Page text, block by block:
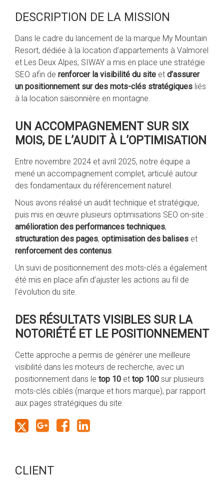
DESCRIPTION DE LA MISSION
Dans le cadre du lancement de la marque My Mountain
Resort, dédiée à la location d’appartements à Valmorel
et Les Deux Alpes, SIWAY a mis en place une stratégie
SEO afin de renforcer la visibilité du site et d’assurer
un positionnement sur des mots-clés stratégiques liés
à la location saisonnière en montagne.
UN ACCOMPAGNEMENT SUR SIX
MOIS, DE L’AUDIT À L’OPTIMISATION
Entre novembre 2024 et avril 2025, notre équipe a
mené un accompagnement complet, articulé autour
des fondamentaux du référencement naturel.
Nous avons réalisé un audit technique et stratégique,
puis mis en œuvre plusieurs optimisations SEO on-site :
amélioration des performances techniques,
structuration des pages, optimisation des balises et
renforcement des contenus.
Un suivi de positionnement des mots-clés a également
été mis en place afin d’ajuster les actions au fil de
l’évolution du site.
DES RÉSULTATS VISIBLES SUR LA
NOTORIÉTÉ ET LE POSITIONNEMENT
Cette approche a permis de générer une meilleure
visibilité dans les moteurs de recherche, avec un
positionnement dans le top 10 et top 100 sur plusieurs
mots-clés ciblés (marque et hors marque), par rapport
aux pages stratégiques du site.
CLIENT